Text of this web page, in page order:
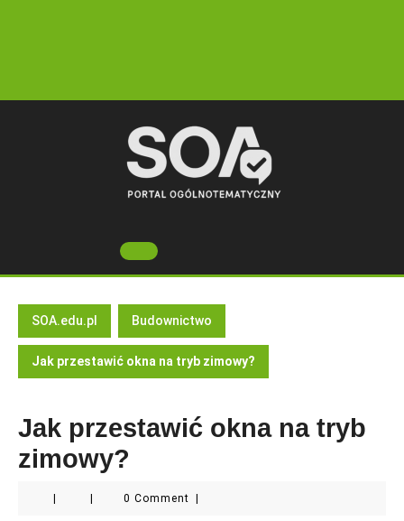
Open
Button
SOA.edu.pl Budownictwo
Jak przestawić okna na tryb zimowy?
Jak przestawić okna na tryb
zimowy?
0 Comment